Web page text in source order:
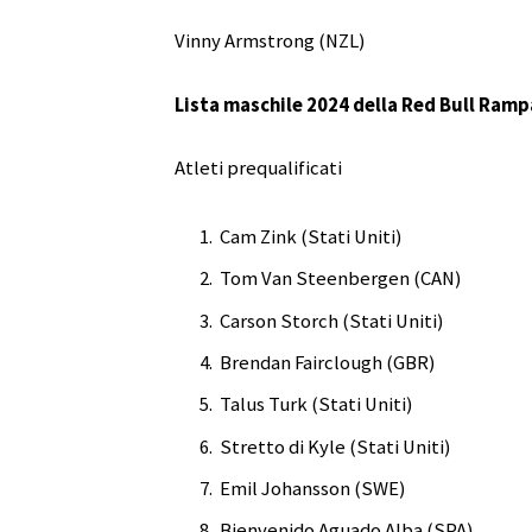
Vinny Armstrong (NZL)
Lista maschile 2024 della Red Bull
Atleti prequalificati
Cam Zink (Stati Uniti)
Tom Van Steenbergen (CAN)
Carson Storch (Stati Uniti)
Brendan Fairclough (GBR)
Talus Turk (Stati Uniti)
Stretto di Kyle (Stati Uniti)
Emil Johansson (SWE)